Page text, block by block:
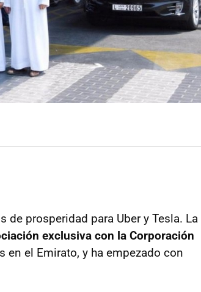
de prosperidad para Uber y Tesla. La
exclusiva con la Corporación
en el Emirato, y ha empezado con